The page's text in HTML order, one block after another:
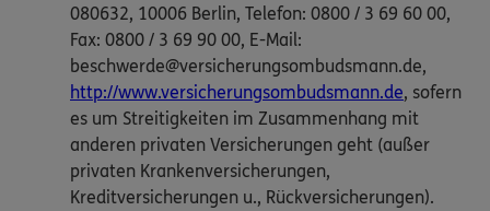
080632, 10006 Berlin, Telefon: 0800 / 3 69 60 00,
Fax: 0800 / 3 69 90 00, E-Mail:
beschwerde@versicherungsombudsmann.de,
http://www.versicherungsombudsmann.de, sofern
es um Streitigkeiten im Zusammenhang mit
anderen privaten Versicherungen geht (außer
privaten Krankenversicherungen,
Kreditversicherungen u., Rückversicherungen).